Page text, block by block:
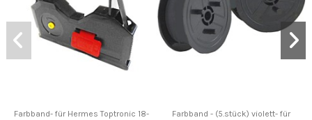
Farbband- für Hermes Toptronic 18-
Farbband - (5.stück) violett- für